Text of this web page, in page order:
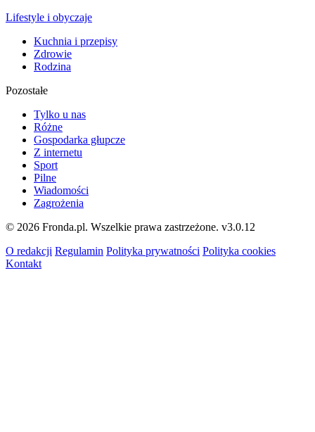
Lifestyle i obyczaje
Kuchnia i przepisy
Zdrowie
Rodzina
Pozostałe
Tylko u nas
Różne
Gospodarka głupcze
Z internetu
Sport
Pilne
Wiadomości
Zagrożenia
© 2026 Fronda.pl. Wszelkie prawa zastrzeżone. v3.0.12
O redakcji Regulamin Polityka prywatności Polityka cookies
Kontakt